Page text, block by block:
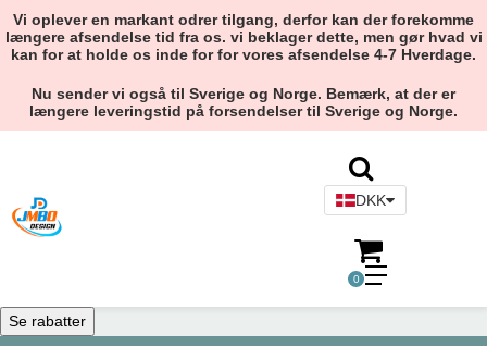
Vi oplever en markant odrer tilgang, derfor kan der forekomme
længere afsendelse tid fra os. vi beklager dette, men gør hvad vi
kan for at holde os inde for for vores afsendelse 4-7 Hverdage.
Nu sender vi også til Sverige og Norge. Bemærk, at der er
længere leveringstid på forsendelser til Sverige og Norge.
DKK
0
Se rabatter